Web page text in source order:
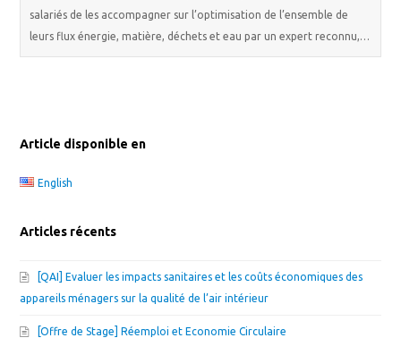
salariés de les accompagner sur l’optimisation de l’ensemble de
leurs flux énergie, matière, déchets et eau par un expert reconnu,…
Article disponible en
English
Articles récents
[QAI] Evaluer les impacts sanitaires et les coûts économiques des
appareils ménagers sur la qualité de l’air intérieur
[Offre de Stage] Réemploi et Economie Circulaire